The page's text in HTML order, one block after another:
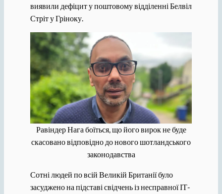
виявили дефіцит у поштовому відділенні Белвіл
Стріт у Гріноку.
Равіндер Нага боїться, що його вирок не буде
скасовано відповідно до нового шотландського
законодавства
Сотні людей по всій Великій Британії було
засуджено на підставі свідчень із несправної ІТ-